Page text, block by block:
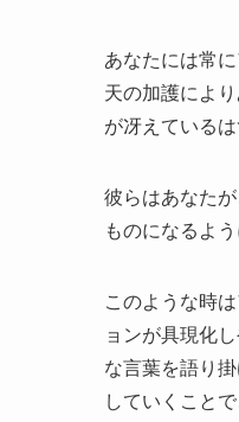
あなたには常
天の加護によ
が冴えている
彼らはあなた
ものになるよ
このような時
ョンが具現化
な言葉を語り
していくこと